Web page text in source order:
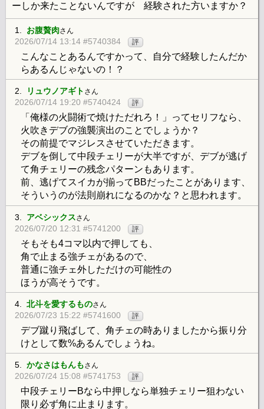
ーしか来たことないんですが 経験された方いますか？
1. お腹贅肉さん
2026/07/14 13:14 #5740384 評
こんなことあるんですかって、自分で経験したんだか
らあるんじゃないの！？
2. リュウノアギト さん
2026/07/14 19:20 #5740424 評
「俺様の火闘術で焼けただれろ！」ってセリフなら、
火吹きデブの強襲演出のことでしょうか？
その前提でマジレスさせていただきます。
デブを倒して中段チェリーが大半ですが、デブが逃げ
て角チェリーの残念パターンもあります。
前、逃げてスイカが揃ってBBだったことがあります、
そういうのが法則崩れになるのかな？と思われます。
3. アベシックスさん
2026/07/20 12:31 #5741200 評
そもそも4コマ以内で押しても、
角で止まる強チェがあるので、
普通に強チェ外しただけの可能性の
ほうが高そうです。
4. 北斗を愛するものさん
2026/07/23 15:22 #5741600 評
デブ蹴り飛ばして、角チェの時ありましたから振り分
けとして数%あるんでしょうね。
5. かなさはもんもさん
2026/07/24 15:08 #5741753 評
中段チェリーBなら中押しなら単独チェリー狙わない
限り必ず角に止まります。